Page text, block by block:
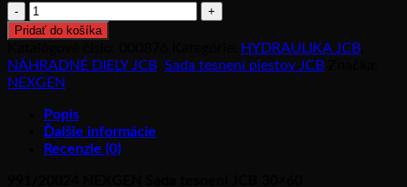
množstvo
991/20024
NEXGEN
Sada
tesnení
30x60
Pridať do košíka
HYDRAULIKA JCB
NÁHRADNÉ DIELY JCB Sada tesnení piestov JCB
NEXGEN
Popis
Ďalšie informácie
Recenzie (0)